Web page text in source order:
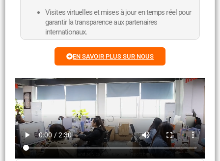
Visites virtuelles et mises à jour en temps réel pour
garantir la transparence aux partenaires
internationaux.
EN SAVOIR PLUS SUR NOUS